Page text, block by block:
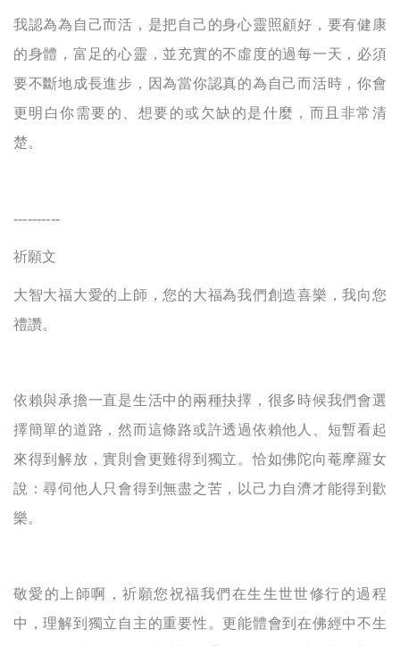
我認為為自己而活，是把自己的身心靈照顧好，要有健康
的身體，富足的心靈，並充實的不虛度的過每一天，必須
要不斷地成長進步，因為當你認真的為自己而活時，你會
更明白你需要的、想要的或欠缺的是什麼，而且非常清
楚。
----------
祈願文
大智大福大愛的上師，您的大福為我們創造喜樂，我向您
禮讚。
依賴與承擔一直是生活中的兩種抉擇，很多時候我們會選
擇簡單的道路，然而這條路或許透過依賴他人、短暫看起
來得到解放，實則會更難得到獨立。恰如佛陀向菴摩羅女
說：尋伺他人只會得到無盡之苦，以己力自濟才能得到歡
樂。
敬愛的上師啊，祈願您祝福我們在生生世世修行的過程
中，理解到獨立自主的重要性。更能體會到在佛經中不生